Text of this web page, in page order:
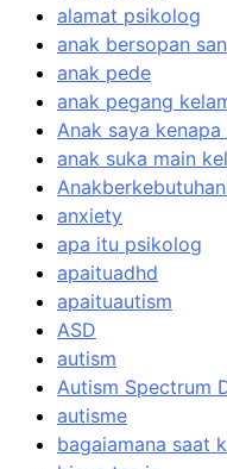
alamat psikolog
anak bersopan
anak pede
anak pegang
Anak saya kenapa
anak suka main
anxiety
apa itu psikolog
apaituadhd
apaituautism
ASD
autism
Autism Spectrum
autisme
bagaiamana saat